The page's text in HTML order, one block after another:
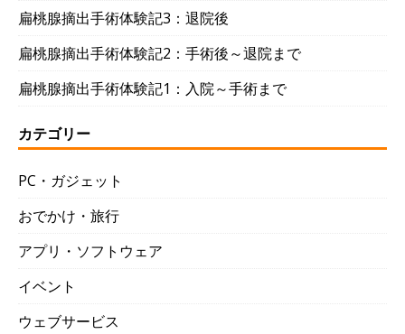
扁桃腺摘出手術体験記3：退院後
扁桃腺摘出手術体験記2：手術後～退院まで
扁桃腺摘出手術体験記1：入院～手術まで
カテゴリー
PC・ガジェット
おでかけ・旅行
アプリ・ソフトウェア
イベント
ウェブサービス